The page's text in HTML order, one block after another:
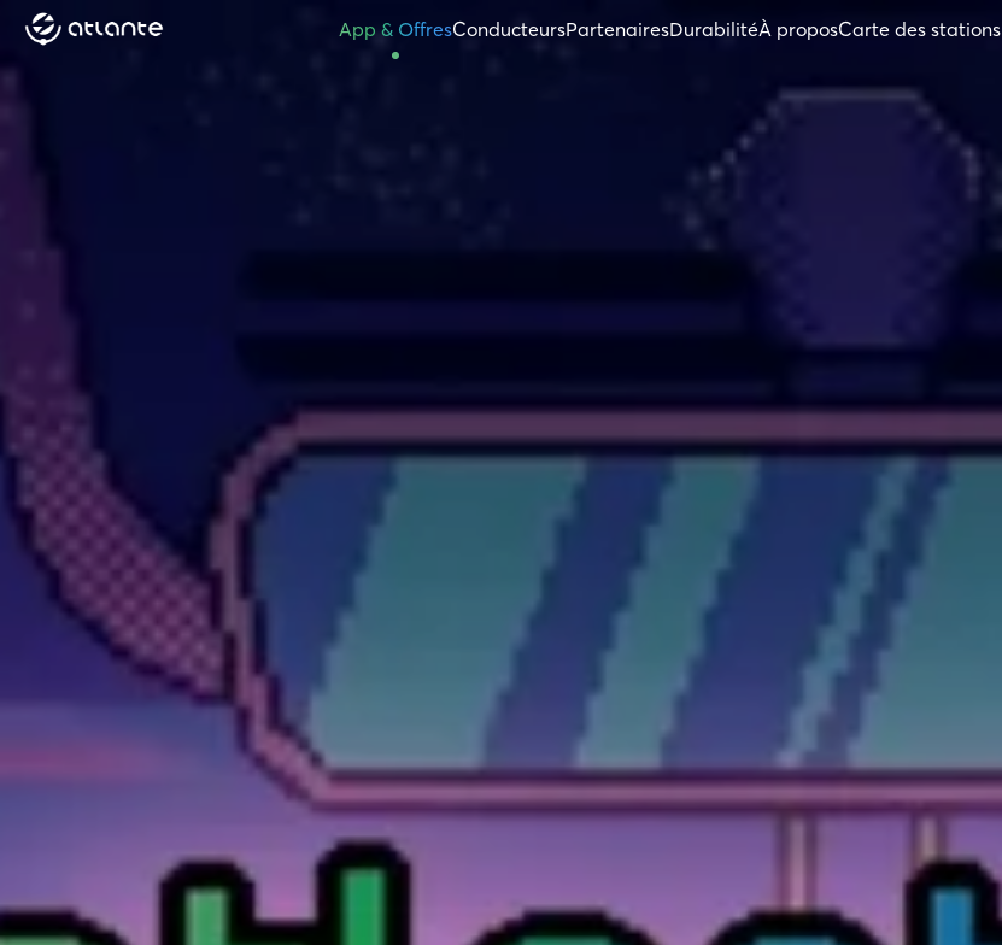
App & OffresConducteursPartenairesDurabilitéÀ proposCarte des stations